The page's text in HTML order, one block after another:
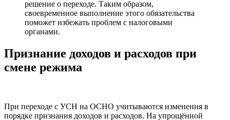
решение о переходе. Таким образом,
своевременное выполнение этого обязательства
поможет избежать проблем с налоговыми
органами.
Признание доходов и расходов при
смене режима
При переходе с УСН на ОСНО учитываются изменения в
порядке признания доходов и расходов. На упрощённой